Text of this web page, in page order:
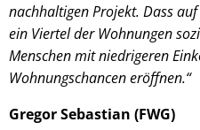
nachhaltigen Projekt. Dass
ein Viertel der Wohnungen
Menschen mit niedrigeren
Wohnungschancen eröffnen.“
Gregor Sebastian (FWG)